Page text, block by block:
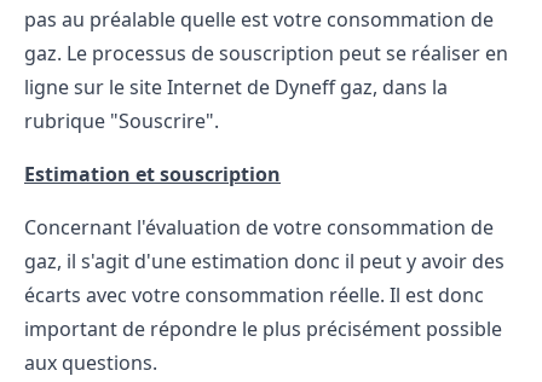
pas au préalable quelle est votre consommation de
gaz. Le processus de souscription peut se réaliser en
ligne sur le site Internet de Dyneff gaz, dans la
rubrique "Souscrire".
Estimation et souscription
Concernant l'évaluation de votre consommation de
gaz, il s'agit d'une estimation donc il peut y avoir des
écarts avec votre consommation réelle. Il est donc
important de répondre le plus précisément possible
aux questions.